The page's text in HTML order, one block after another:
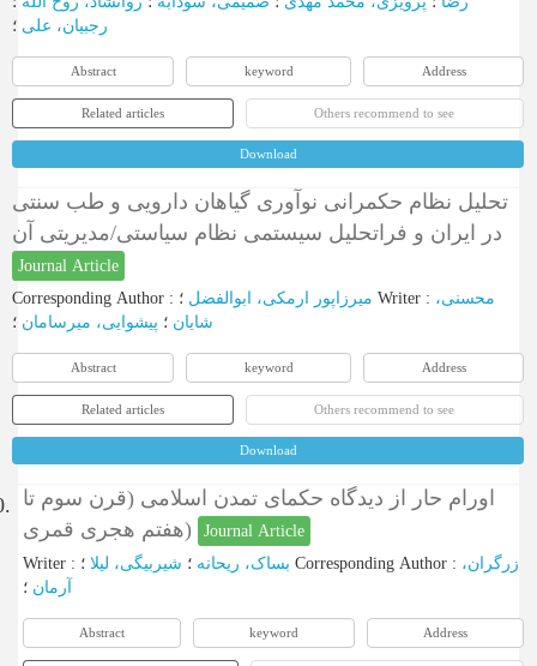
رجبیان، علی ؛
Abstract keyword Address
Related articles Others recommend to see
Download
تحلیل نظام حکمرانی نوآوری گیاهان دارویی و طب سنتی
در ایران و فراتحلیل سیستمی نظام سیاستی/مدیریتی آن
Journal Article
Corresponding Author : میرزاپور ارمکی، ابوالفضل Writer : محسنی،
شایان ؛ پیشوایی، میرسامان ؛
Abstract keyword Address
Related articles Others recommend to see
Download
اورام حار از دیدگاه حکمای تمدن اسلامی (قرن سوم تا
هفتم هجری قمری)
Journal Article
Writer : بساک، ریحانه ؛ شیربیگی، لیلا Corresponding Author : زرگران،
آرمان ؛
Abstract keyword Address